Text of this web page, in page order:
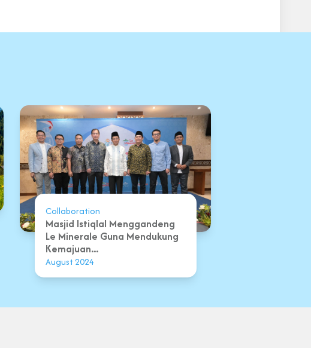
Collaboration
Masjid Istiqlal Menggandeng
Le Minerale Guna Mendukung
Kemajuan...
August 2024